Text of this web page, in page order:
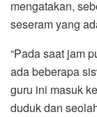
mengatakan,
seseram yang
“Pada saat jam
ada beberapa
guru ini masuk
duduk dan